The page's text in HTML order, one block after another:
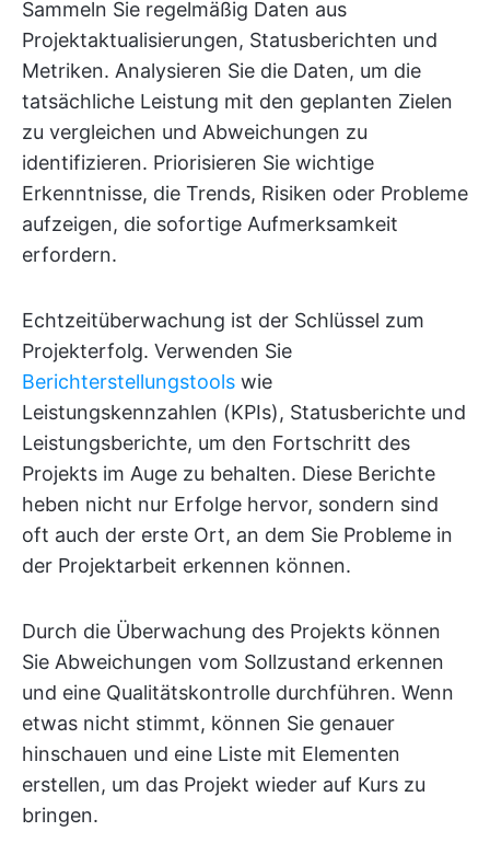
Sammeln Sie regelmäßig Daten aus
Projektaktualisierungen, Statusberichten und
Metriken. Analysieren Sie die Daten, um die
tatsächliche Leistung mit den geplanten Zielen
zu vergleichen und Abweichungen zu
identifizieren. Priorisieren Sie wichtige
Erkenntnisse, die Trends, Risiken oder Probleme
aufzeigen, die sofortige Aufmerksamkeit
erfordern.
Echtzeitüberwachung ist der Schlüssel zum
Projekterfolg. Verwenden Sie
Berichterstellungstools wie
Leistungskennzahlen (KPIs), Statusberichte und
Leistungsberichte, um den Fortschritt des
Projekts im Auge zu behalten. Diese Berichte
heben nicht nur Erfolge hervor, sondern sind
oft auch der erste Ort, an dem Sie Probleme in
der Projektarbeit erkennen können.
Durch die Überwachung des Projekts können
Sie Abweichungen vom Sollzustand erkennen
und eine Qualitätskontrolle durchführen. Wenn
etwas nicht stimmt, können Sie genauer
hinschauen und eine Liste mit Elementen
erstellen, um das Projekt wieder auf Kurs zu
bringen.